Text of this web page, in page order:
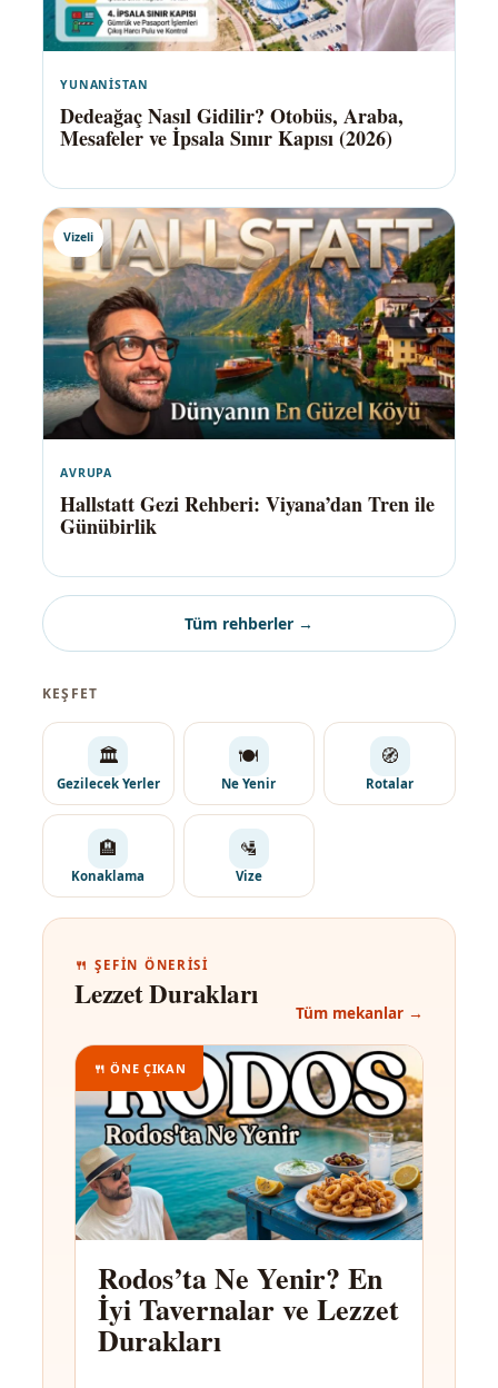
YUNANISTAN
Dedeağaç Nasıl Gidilir? Otobüs, Araba,
Mesafeler ve İpsala Sınır Kapısı (2026)
Vizeli
AVRUPA
Hallstatt Gezi Rehberi: Viyana’dan Tren ile
Günübirlik
Tüm rehberler →
KEŞFET
🏛️
Gezilecek Yerler
🍽️
Ne Yenir
🧭
Rotalar
🏨
Konaklama
🛂
Vize
🍴 ŞEFIN ÖNERISI
Lezzet Durakları
Tüm mekanlar →
🍴 ÖNE ÇIKAN
Rodos’ta Ne Yenir? En
İyi Tavernalar ve Lezzet
Durakları